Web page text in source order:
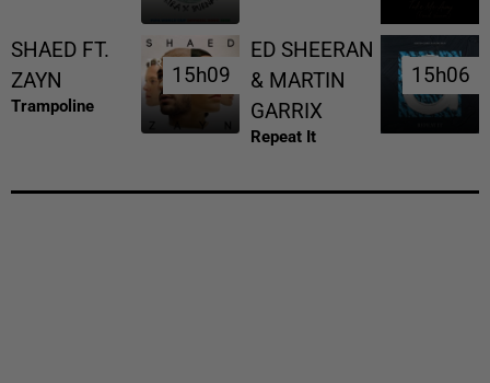
SHAED FT.
ZAYN
Trampoline
15h09
15h09
ED SHEERAN
& MARTIN
GARRIX
Repeat It
15h06
15h06